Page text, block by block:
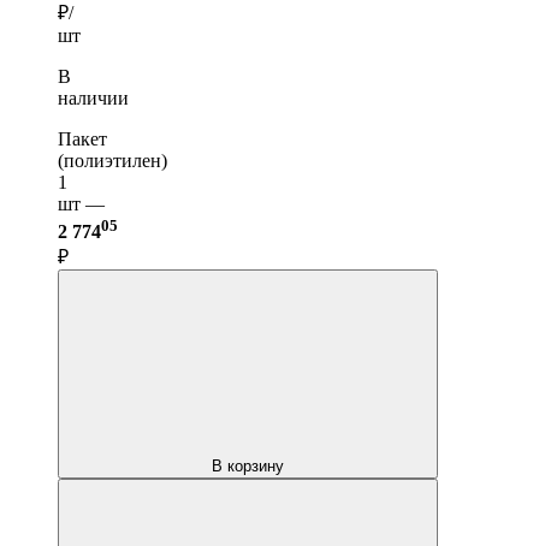
₽/
шт
В
наличии
Пакет
(полиэтилен)
1
шт —
2 77405
₽
В корзину